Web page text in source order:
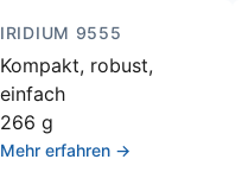
IRIDIUM 9555
Kompakt, robust,
einfach
266 g
Mehr erfahren →